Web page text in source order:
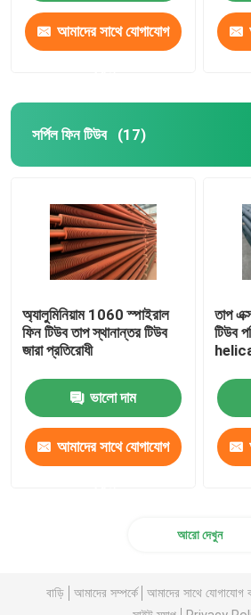
আমাদের সাথে যোগাযোগ
সর্পিল ফিন টিউব (17)
অ্যালুমিনিয়াম 1060 স্পাইরাল
ফিন টিউব তাপ স্থানান্তর টিউব
জারা প্রতিরোধী
ভালো দাম
আমাদের সাথে যোগাযোগ
তাপ
টিউব
আরো দেখুন
বাড়ি আমাদের সম্পর্কে আমাদের সাথে যোগাযোগ